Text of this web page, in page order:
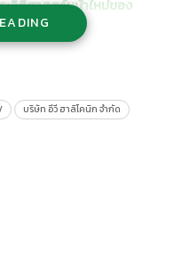
วิติศาสตร์หน้าใหม่ของ
า บริษัท อีวี ฮาลิโคนิก จำกัด
บริโภคในไทย กับรถยนต์
ารเติบโตต่อเนื่อง เป็น
หลายและเหมาะกับทุกกลุ่ม
ผู้บริโภคในไทย กับ SUV ที่มี
ในช่วงราคาที่ลงตัว อีกทั้งยัง
ริการ Sales, Service,
บริษัท อีวี ฮาลิโคนิก จำกัด